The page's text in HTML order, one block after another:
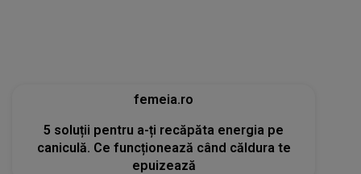
femeia.ro
5 soluții pentru a-ți recăpăta energia pe
caniculă. Ce funcționează când căldura te
epuizează